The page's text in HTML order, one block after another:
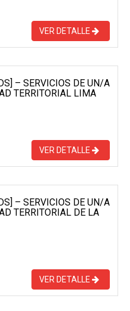
VER DETALLE
– SERVICIOS DE UN/A
TERRITORIAL LIMA
VER DETALLE
– SERVICIOS DE UN/A
TERRITORIAL DE LA
VER DETALLE